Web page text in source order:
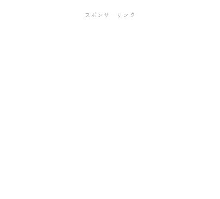
スポンサーリンク